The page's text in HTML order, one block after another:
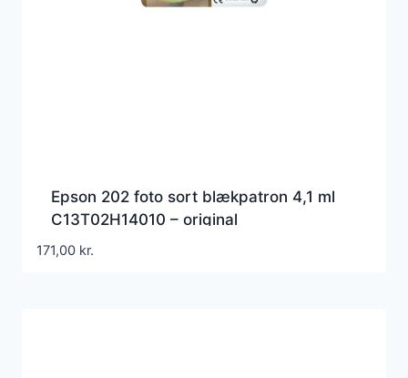
Epson 202 foto sort blækpatron 4,1 ml
C13T02H14010 – original
171,00 kr.